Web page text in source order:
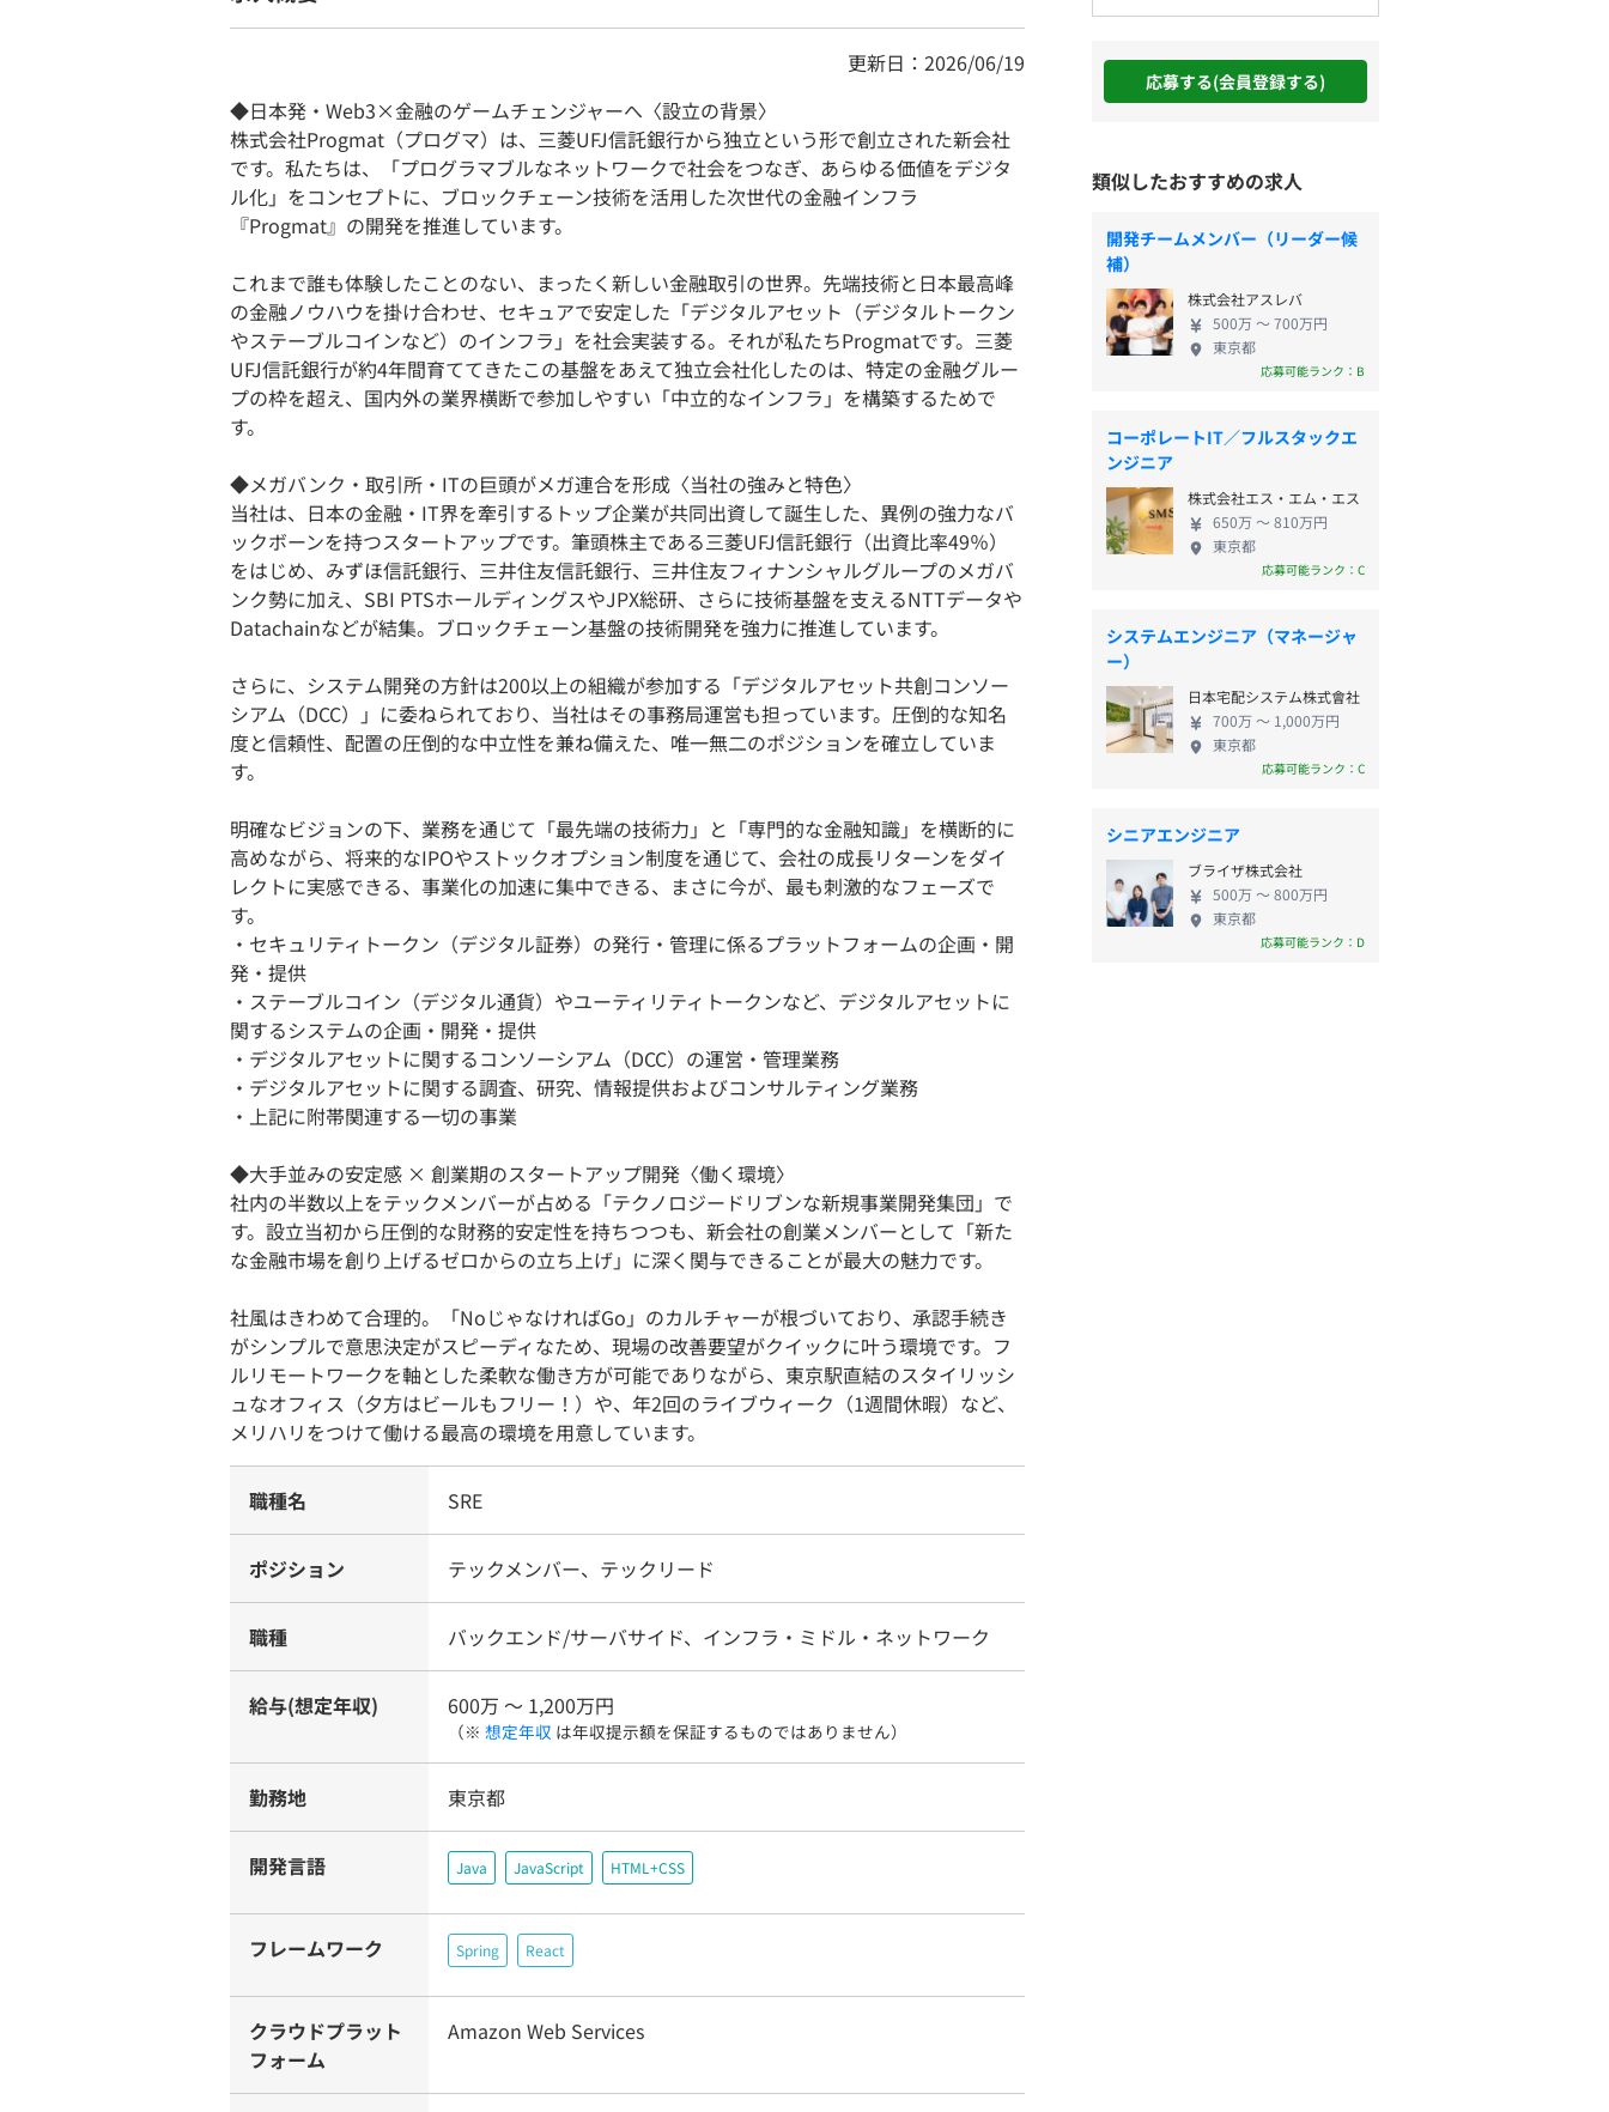
更新日：2026/06/19
◆日本発・Web3×金融のゲームチェンジャーへ〈設立の背景〉
株式会社Progmat（プログマ）は、三菱UFJ信託銀行から独立という形で創立された新会社
です。私たちは、「プログラマブルなネットワークで社会をつなぎ、あらゆる価値をデジタ
ル化」をコンセプトに、ブロックチェーン技術を活用した次世代の金融インフラ
『Progmat』の開発を推進しています。
これまで誰も体験したことのない、まったく新しい金融取引の世界。先端技術と日本最高峰
の金融ノウハウを掛け合わせ、セキュアで安定した「デジタルアセット（デジタルトークン
やステーブルコインなど）のインフラ」を社会実装する。それが私たちProgmatです。三菱
UFJ信託銀行が約4年間育ててきたこの基盤をあえて独立会社化したのは、特定の金融グルー
プの枠を超え、国内外の業界横断で参加しやすい「中立的なインフラ」を構築するためで
す。
◆メガバンク・取引所・ITの巨頭がメガ連合を形成〈当社の強みと特色〉
当社は、日本の金融・IT界を牽引するトップ企業が共同出資して誕生した、異例の強力なバ
ックボーンを持つスタートアップです。筆頭株主である三菱UFJ信託銀行（出資比率49％）
をはじめ、みずほ信託銀行、三井住友信託銀行、三井住友フィナンシャルグループのメガバ
ンク勢に加え、SBI PTSホールディングスやJPX総研、さらに技術基盤を支えるNTTデータや
Datachainなどが結集。ブロックチェーン基盤の技術開発を強力に推進しています。
さらに、システム開発の方針は200以上の組織が参加する「デジタルアセット共創コンソー
シアム（DCC）」に委ねられており、当社はその事務局運営も担っています。圧倒的な知名
度と信頼性、配置の圧倒的な中立性を兼ね備えた、唯一無二のポジションを確立していま
す。
明確なビジョンの下、業務を通じて「最先端の技術力」と「専門的な金融知識」を横断的に
高めながら、将来的なIPOやストックオプション制度を通じて、会社の成長リターンをダイ
レクトに実感できる、事業化の加速に集中できる、まさに今が、最も刺激的なフェーズで
す。
・セキュリティトークン（デジタル証券）の発行・管理に係るプラットフォームの企画・開
発・提供
・ステーブルコイン（デジタル通貨）やユーティリティトークンなど、デジタルアセットに
関するシステムの企画・開発・提供
・デジタルアセットに関するコンソーシアム（DCC）の運営・管理業務
・デジタルアセットに関する調査、研究、情報提供およびコンサルティング業務
・上記に附帯関連する一切の事業
◆大手並みの安定感 × 創業期のスタートアップ開発〈働く環境〉
社内の半数以上をテックメンバーが占める「テクノロジードリブンな新規事業開発集団」で
す。設立当初から圧倒的な財務的安定性を持ちつつも、新会社の創業メンバーとして「新た
な金融市場を創り上げるゼロからの立ち上げ」に深く関与できることが最大の魅力です。
社風はきわめて合理的。「NoじゃなければGo」のカルチャーが根づいており、承認手続き
がシンプルで意思決定がスピーディなため、現場の改善要望がクイックに叶う環境です。フ
ルリモートワークを軸とした柔軟な働き方が可能でありながら、東京駅直結のスタイリッシ
ュなオフィス（夕方はビールもフリー！）や、年2回のライブウィーク（1週間休暇）など、
メリハリをつけて働ける最高の環境を用意しています。
職種名 SRE
ポジション テックメンバー、テックリード
職種 バックエンド/サーバサイド、インフラ・ミドル・ネットワーク
給与(想定年収) 600万 〜 1,200万円
（※ 想定年収 は年収提示額を保証するものではありません）
勤務地 東京都
開発言語 Java JavaScript HTML+CSS
フレームワーク Spring React
クラウドプラット
フォーム
Amazon Web Services
応募する(会員登録する)
類似したおすすめの求人
開発チームメンバー（リーダー候
補）
株式会社アスレバ
500万 〜 700万円
東京都
応募可能ランク：B
コーポレートIT／フルスタックエ
ンジニア
株式会社エス・エム・エス
650万 〜 810万円
東京都
応募可能ランク：C
システムエンジニア（マネージャ
ー）
日本宅配システム株式會社
700万 〜 1,000万円
東京都
応募可能ランク：C
シニアエンジニア
ブライザ株式会社
500万 〜 800万円
東京都
応募可能ランク：D